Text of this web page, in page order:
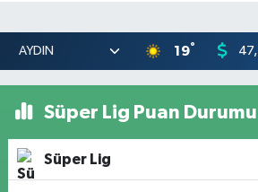
19°
Süper Lig Puan Durumu
Süper Lig